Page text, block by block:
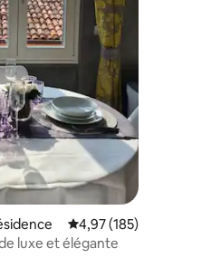
513 commentaires : 4,96 sur 5
Évaluation moyenne
4,97 (185)
luxe et élégante